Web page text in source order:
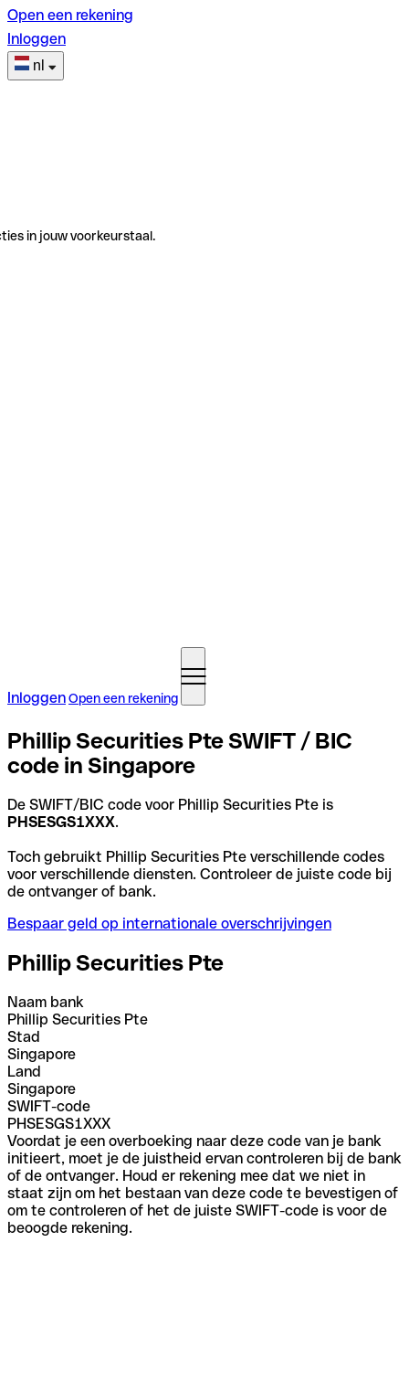
Open een rekening
Inloggen
nl
in jouw voorkeurstaal.
InloggenOpen een rekening
Phillip Securities Pte SWIFT / BIC
code in Singapore
De SWIFT/BIC code voor Phillip Securities Pte is
PHSESGS1XXX.
Toch gebruikt Phillip Securities Pte verschillende codes
voor verschillende diensten. Controleer de juiste code bij
de ontvanger of bank.
Bespaar geld op internationale overschrijvingen
Phillip Securities Pte
Naam bank
Phillip Securities Pte
Stad
Singapore
Land
Singapore
SWIFT-code
PHSESGS1XXX
Voordat je een overboeking naar deze code van je bank
initieert, moet je de juistheid ervan controleren bij de bank
of de ontvanger. Houd er rekening mee dat we niet in
staat zijn om het bestaan van deze code te bevestigen of
om te controleren of het de juiste SWIFT-code is voor de
beoogde rekening.